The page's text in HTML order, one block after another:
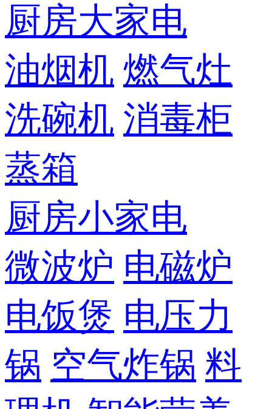
厨房大家电
油烟机 燃气灶
洗碗机 消毒柜
蒸箱
厨房小家电
微波炉 电磁炉
电饭煲 电压力
锅 空气炸锅 料